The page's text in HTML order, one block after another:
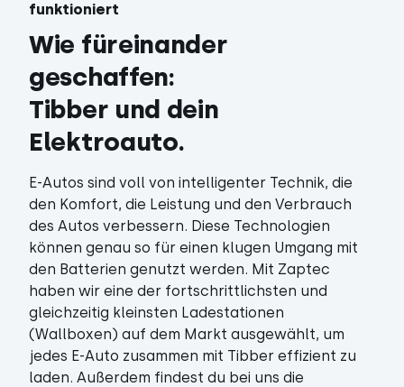
funktioniert
Wie füreinander
geschaffen:
Tibber und dein
Elektroauto.
E-Autos sind voll von intelligenter Technik, die
den Komfort, die Leistung und den Verbrauch
des Autos verbessern. Diese Technologien
können genau so für einen klugen Umgang mit
den Batterien genutzt werden. Mit Zaptec
haben wir eine der fortschrittlichsten und
gleichzeitig kleinsten Ladestationen
(Wallboxen) auf dem Markt ausgewählt, um
jedes E-Auto zusammen mit Tibber effizient zu
laden. Außerdem findest du bei uns die